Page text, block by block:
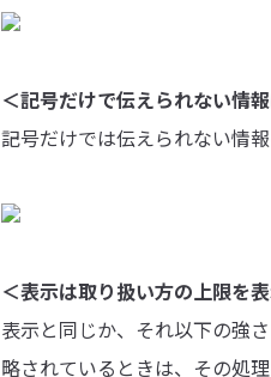
＜記号だけで伝えられない情
記号だけでは伝えられない情
＜表示は取り扱い方の上限を
表示と同じか、それ以下の強
略されているときは、その処